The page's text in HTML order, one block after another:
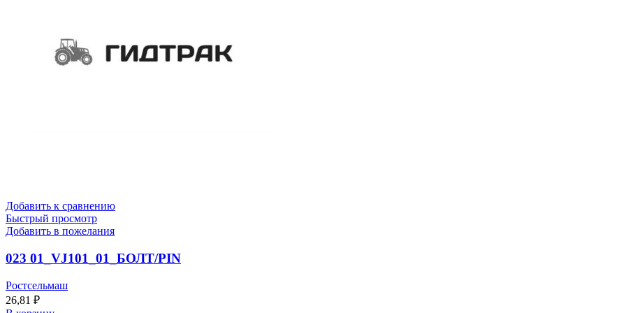
Добавить к сравнению
Быстрый просмотр
Добавить в пожелания
023 01_VJ101_01_БОЛТ/PIN
Ростсельмаш
26,81 ₽